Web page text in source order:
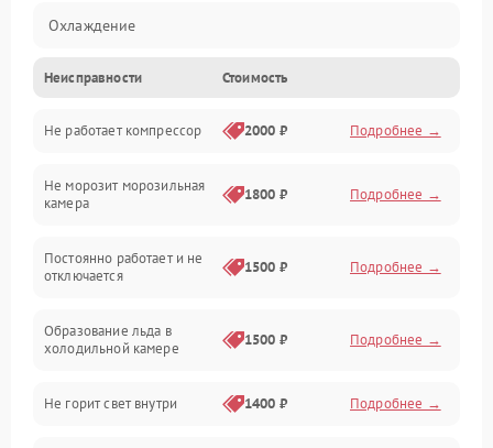
Охлаждение
Механика
Электропитание
Дренаж
Неисправности Стоимость
Не работает компрессор 2000 ₽ Подробнее →
Не морозит морозильная
камера
1800 ₽ Подробнее →
Постоянно работает и не
отключается
1500 ₽ Подробнее →
Образование льда в
холодильной камере
1500 ₽ Подробнее →
Не горит свет внутри 1400 ₽ Подробнее →